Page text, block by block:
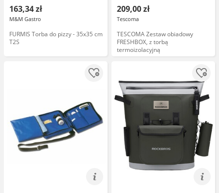
163,34 zł
M&M Gastro
FURMIS Torba do pizzy - 35x35 cm
T2S
209,00 zł
Tescoma
TESCOMA Zestaw obiadowy
FRESHBOX, z torbą
termoizolacyjną